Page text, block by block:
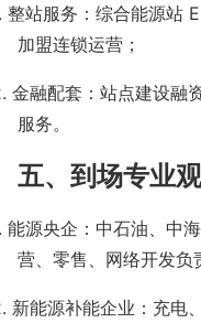
整站服务：综合能源站
加盟连锁运营；
金融配套：站点建设融
服务。
五、到场专业
能源央企：中石油、中
营、零售、网络开发负
新能源补能企业：充电